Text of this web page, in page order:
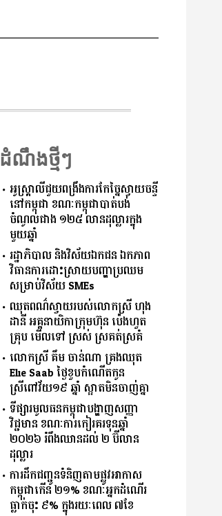
ដំណឹងថ្មីៗ
អូស្ត្រាលី​ជួយ​ពង្រឹង​ការ​កែច្នៃ​ស្វាយចន្ទី​
នៅ​កម្ពុជា​ ​ខណៈ​កម្ពុជា​បាត់បង់​
ចំណូល​ជាង​ ​១២៥​ ​លាន​ដុល្លារ​ក្នុង​
មួយ​ឆ្នាំ​
រដ្ឋាភិបាល​ ​និង​វិស័យ​ឯកជន ​ឯកភាព​
វិធានការ​ដោះស្រាយ​បញ្ហា​ប្រឈម​​
សម្រាប់​វិស័យ​ ​SMEs​
ឈុតពណ៌ស្វាយរបស់លោកស្រី ហុង
ដានី អគ្គ​នាយិកា​ក្រុមហ៊ុន ប៉េងហួត
គ្រុប មើលទៅ ស្រស់ ស្រគត់ស្រគំ
លោកស្រី គឹម ចាន់ណា គ្រងឈុត
Elie Saab ថ្ងៃខួបកំណើតកូន
ស្រីពៅវ័យ១៩ ឆ្នាំ ស្អាតមិនចាញ់គ្នា
ទីផ្សារ​មូលធន​កម្ពុជា​បង្ហាញ​សញ្ញា​
វិជ្ជមាន​ ​ខណៈ​ការ​កៀរគរ​ទុន​ឆ្នាំ​
២០២៦​ ​រំពឹង​ឈានដល់​ ​២​ ​ប៊ីលាន​
ដុល្លារ​
ការដឹកជញ្ជូនទំនិញតាមផ្លូវអាកាស
កម្ពុជាកើន ២១% ខណៈអ្នកដំណើរ
ធ្លាក់ចុះ ៩% ក្នុងរយៈពេល ៧ខែ